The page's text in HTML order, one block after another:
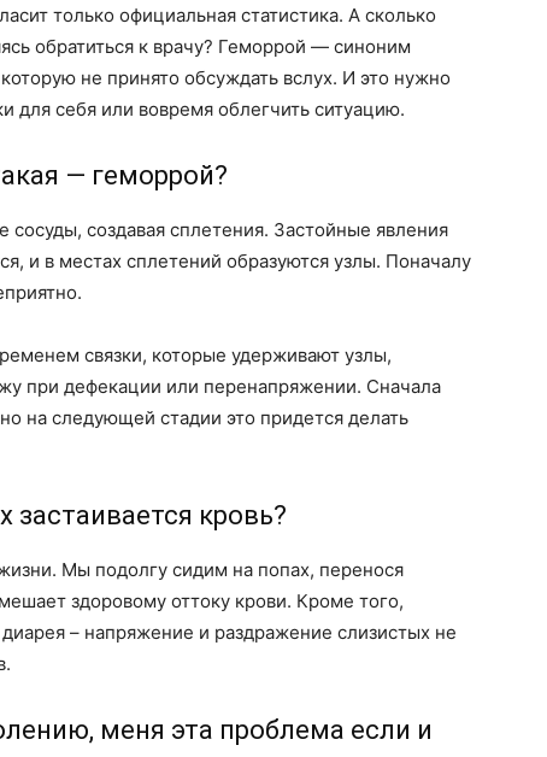
только официальная статистика. А сколько
обратиться к врачу? Геморрой — синоним
не принято обсуждать вслух. И это нужно
для себя или вовремя облегчить ситуацию.
— геморрой?
создавая сплетения. Застойные явления
и в местах сплетений образуются узлы. Поначалу
связки, которые удерживают узлы,
при дефекации или перенапряжении. Сначала
на следующей стадии это придется делать
застаивается кровь?
Мы подолгу сидим на попах, перенося
здоровому оттоку крови. Кроме того,
– напряжение и раздражение слизистых не
меня эта проблема если и